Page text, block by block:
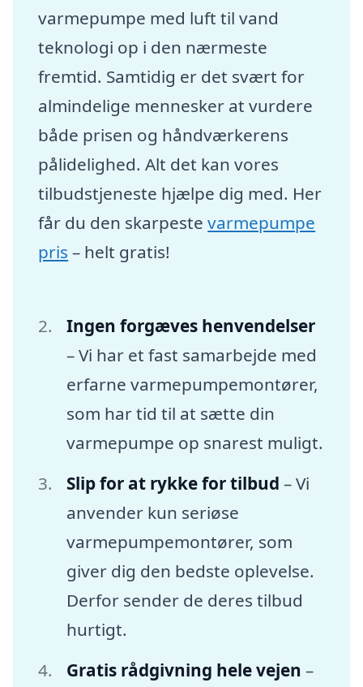
varmepumpe med luft til vand
teknologi op i den nærmeste
fremtid. Samtidig er det svært for
almindelige mennesker at vurdere
både prisen og håndværkerens
pålidelighed. Alt det kan vores
tilbudstjeneste hjælpe dig med. Her
får du den skarpestevarmepumpe
pris – helt gratis!
Ingen forgæves henvendelser
– Vi har et fast samarbejde med
erfarne varmepumpemontører,
som har tid til at sætte din
varmepumpe op snarest muligt.
Slip for at rykke for tilbud – Vi
anvender kun seriøse
varmepumpemontører, som
giver dig den bedste oplevelse.
Derfor sender de deres tilbud
hurtigt.
Gratis rådgivning hele vejen –